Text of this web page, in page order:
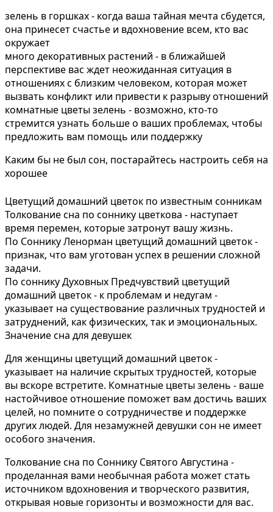
зелень в горшках - когда ваша тайная мечта сбудется,
она принесет счастье и вдохновение всем, кто вас
окружает
много декоративных растений - в ближайшей
перспективе вас ждет неожиданная ситуация в
отношениях с близким человеком, которая может
вызвать конфликт или привести к разрыву отношений
комнатные цветы зелень - возможно, кто-то
стремится узнать больше о ваших проблемах, чтобы
предложить вам помощь или поддержку
Каким бы не был сон, постарайтесь настроить себя на
хорошее
Цветущий домашний цветок по известным сонникам
Толкование сна по соннику цветкова - наступает
время перемен, которые затронут вашу жизнь.
По Соннику Ленорман цветущий домашний цветок -
признак, что вам уготован успех в решении сложной
задачи.
По соннику Духовных Предчувствий цветущий
домашний цветок - к проблемам и недугам -
указывает на существование различных трудностей и
затруднений, как физических, так и эмоциональных.
Значение сна для девушек
Для женщины цветущий домашний цветок -
указывает на наличие скрытых трудностей, которые
вы вскоре встретите. Комнатные цветы зелень - ваше
настойчивое отношение поможет вам достичь ваших
целей, но помните о сотрудничестве и поддержке
других людей. Для незамужней девушки сон не имеет
особого значения.
Толкование сна по Соннику Святого Августина -
проделанная вами необычная работа может стать
источником вдохновения и творческого развития,
открывая новые горизонты и возможности для вас.